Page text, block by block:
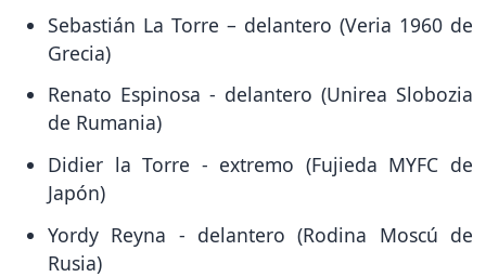
Sebastián La Torre – delantero (Veria 1960 de
Grecia)
Renato Espinosa - delantero (Unirea Slobozia
de Rumania)
Didier la Torre - extremo (Fujieda MYFC de
Japón)
Yordy Reyna - delantero (Rodina Moscú de
Rusia)